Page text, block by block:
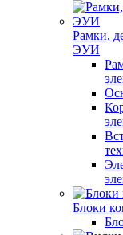
Рамки,
ЭУИ
Блоки